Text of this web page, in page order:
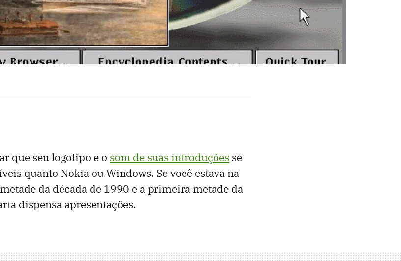
que seu logotipo e o som de suas introduções se
quanto Nokia ou Windows. Se você estava na
da década de 1990 e a primeira metade da
dispensa apresentações.